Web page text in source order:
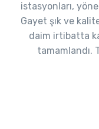
istasyonları,
Gayet şık ve
daim irtibatta
tamamlandı.